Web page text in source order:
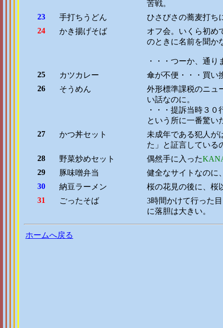
苦戦。
23
手打ちうどん
ひさびさの蕎麦打ち
24
かき揚げそば
オフ会。いくら初め
のときに名前を聞か
・・・つーか、通
25
カツカレー
傘が不便・・・買い
26
そうめん
外形標準課税のニュ
い話なのに。
・・・提訴当時３
という所に一番驚い
27
かつ丼セット
未成年である犯人が
た」と証言している
28
野菜炒めセット 偶然手に入った
29
豚味噌弁当
健全なサイトなのに
30
納豆ラーメン
桜の花見の後に、桜
31
ごったそば
3時間かけて行った
に落胆は大きい。
ホームへ戻る